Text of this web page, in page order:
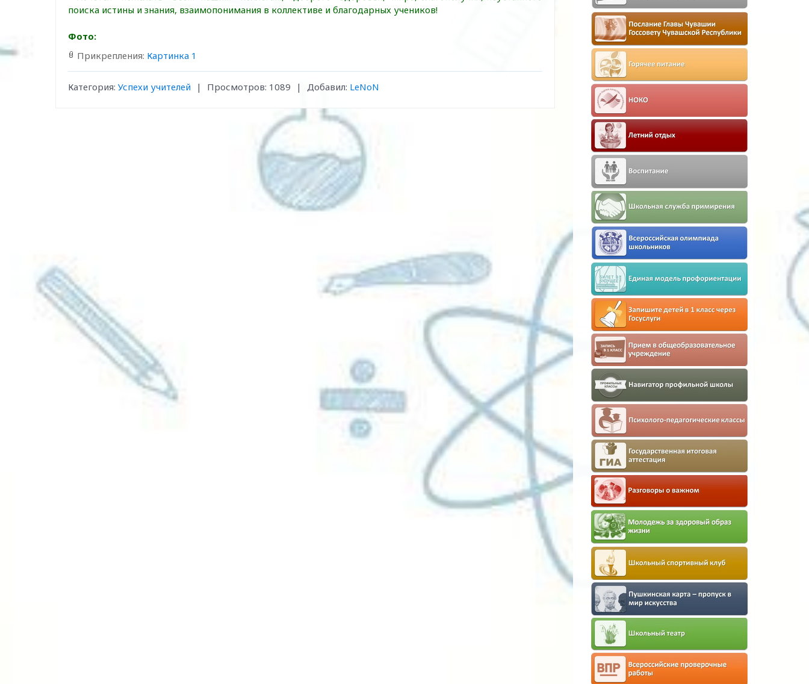
поиска истины и знания, взаимопонимания в коллективе и благодарных учеников!
Фото:
Прикрепления: Картинка 1
Категория: Успехи учителей | Просмотров: 1089 | Добавил: LeNoN